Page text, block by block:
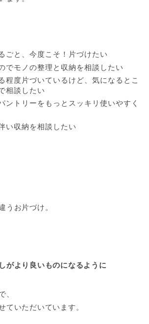
ごと、今度こそ！片づけたい
でモノの整理と収納を相談したい
程度片づいているけど、気になるとこ
相談したい
ントリーをもっとスッキリ使いやすく
い収納を相談したい
うお片づけ。
がより良いものになるように
、
ていただいています。